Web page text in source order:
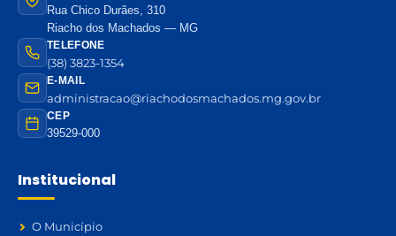
Rua Chico Durães, 310
Riacho dos Machados — MG
TELEFONE
(38) 3823-1354
E-MAIL
administracao@riachodosmachados.mg.gov.br
CEP
39529-000
Institucional
O Município